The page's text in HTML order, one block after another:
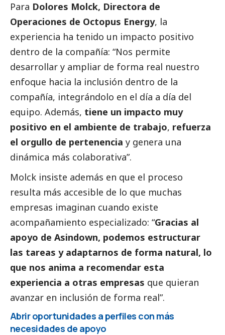
Para Dolores Molck, Directora de
Operaciones de Octopus Energy, la
experiencia ha tenido un impacto positivo
dentro de la compañía: “Nos permite
desarrollar y ampliar de forma real nuestro
enfoque hacia la inclusión dentro de la
compañía, integrándolo en el día a día del
equipo. Además, tiene un impacto muy
positivo en el ambiente de trabajo, refuerza
el orgullo de pertenencia y genera una
dinámica más colaborativa”.
Molck insiste además en que el proceso
resulta más accesible de lo que muchas
empresas imaginan cuando existe
acompañamiento especializado: “Gracias al
apoyo de Asindown, podemos estructurar
las tareas y adaptarnos de forma natural, lo
que nos anima a recomendar esta
experiencia a otras empresas que quieran
avanzar en inclusión de forma real”.
Abrir oportunidades a perfiles con más
necesidades de apoyo